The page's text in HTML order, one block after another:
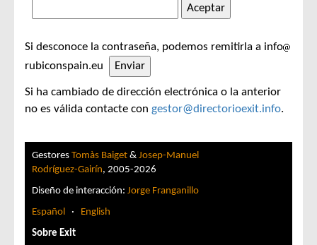
Si desconoce la contraseña, podemos remitirla a info
rubiconspain.eu
Si ha cambiado de dirección electrónica o la anterior
no es válida contacte con gestor@directorioexit.info.
Gestores Tomàs Baiget & Josep-Manuel
Rodríguez-Gairín, 2005-2026
Diseño de interacción: Jorge Franganillo
Español · English
Sobre Exit